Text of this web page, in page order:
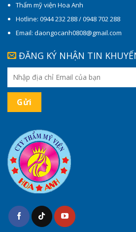
Thẩm mỹ viện Hoa Anh
Hotline: 0944 232 288 / 0948 702 288
Email: daongocanh0808@gmail.com
ĐĂNG KÝ NHẬN TIN